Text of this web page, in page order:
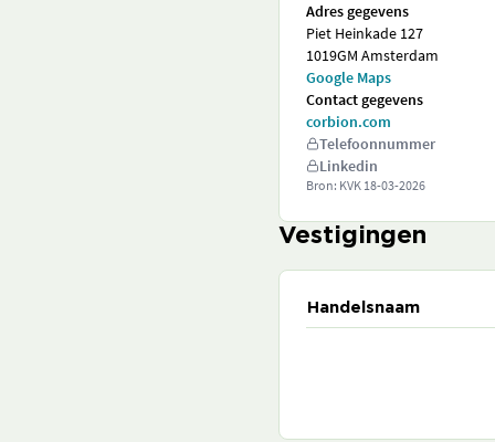
Adres gegevens
Piet Heinkade 127
1019GM Amsterdam
Google Maps
Contact gegevens
corbion.com
Telefoonnummer
Linkedin
Bron: KVK 18-03-2026
Vestigingen
Handelsnaam